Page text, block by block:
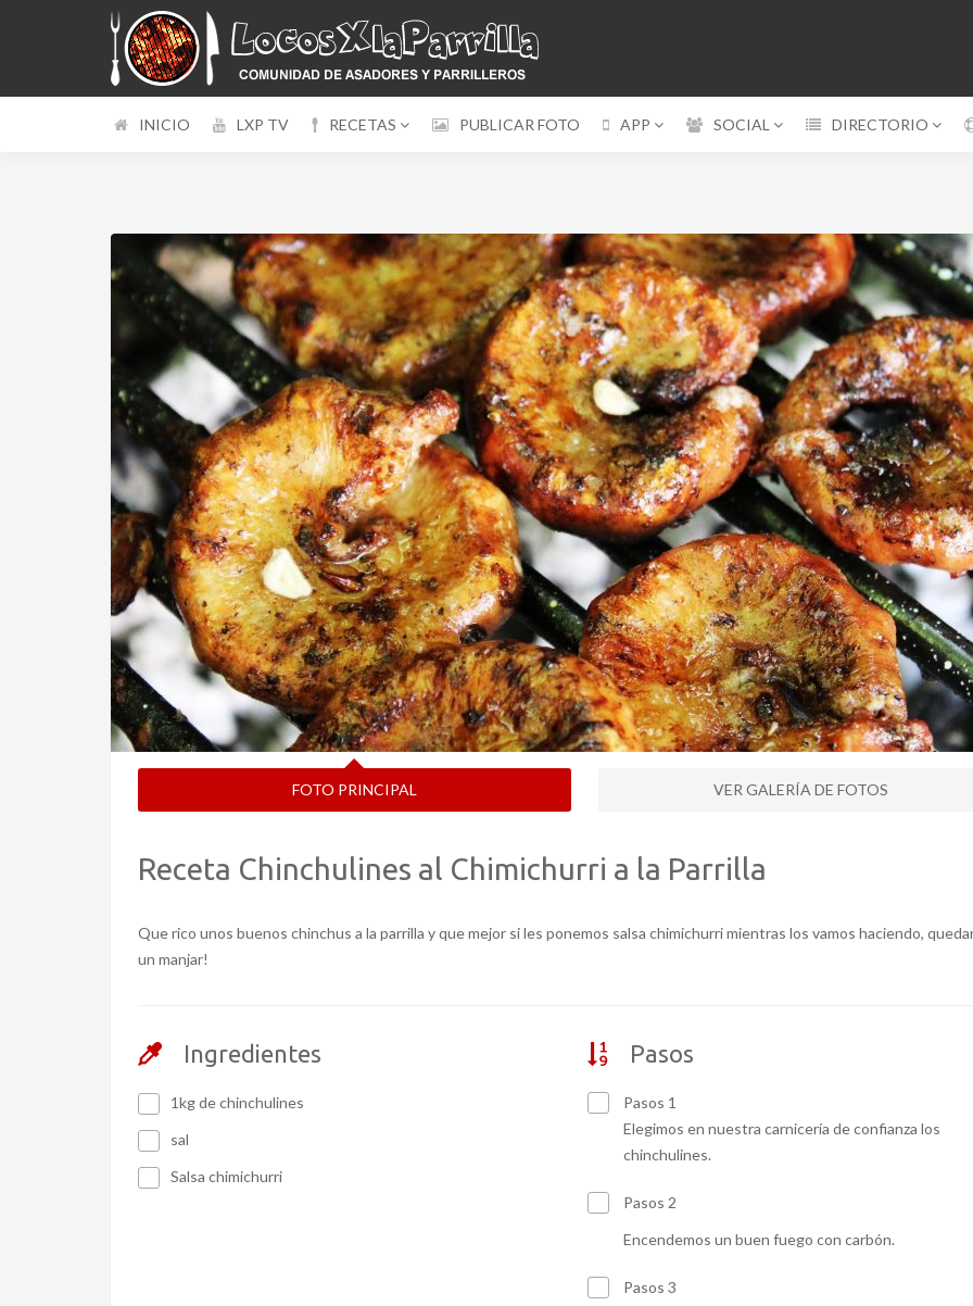
INICIO LXP TV RECETAS PUBLICAR FOTO APP SOCIAL DIRECTORIO
FOTO PRINCIPAL VER GALERÍA DE FOTOS
Receta Chinchulines al Chimichurri a la Parrilla
Que rico unos buenos chinchus a la parrilla y que mejor si les ponemos salsa chimichurri mientras los vamos haciendo,
un manjar!
Ingredientes
1kg de chinchulines
sal
Salsa chimichurri
Pasos
Pasos 1
Elegimos en nuestra carnicería de confianza los
chinchulines.
Pasos 2
Encendemos un buen fuego con carbón.
Pasos 3